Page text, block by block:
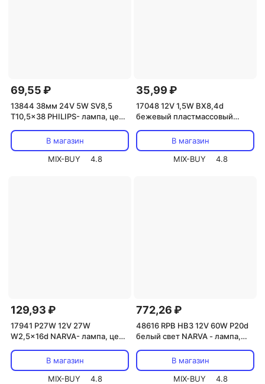
69,55 ₽
13844 38мм 24V 5W SV8,5
T10,5x38 PHILIPS- лампа, цена
В магазин
MIX-BUY
4.8
35,99 ₽
17048 12V 1,5W BX8,4d
бежевый пластмассовый
В магазин
MIX-BUY
4.8
129,93 ₽
17941 P27W 12V 27W
W2,5x16d NARVA- лампа, цена
В магазин
MIX-BUY
4.8
772,26 ₽
48616 RPB HB3 12V 60W P20d
белый свет NARVA - лампа,
В магазин
MIX-BUY
4.8